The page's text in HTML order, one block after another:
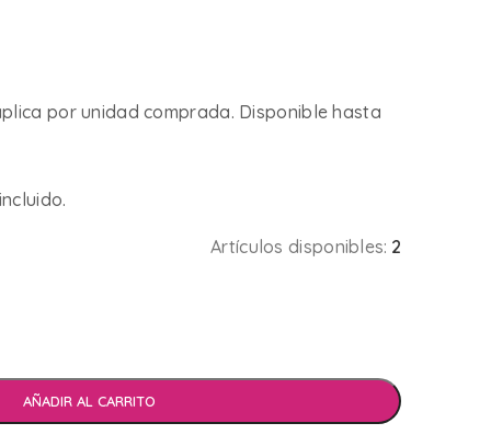
por unidad comprada. Disponible hasta
Artículos disponibles: 2
AÑADIR AL CARRITO